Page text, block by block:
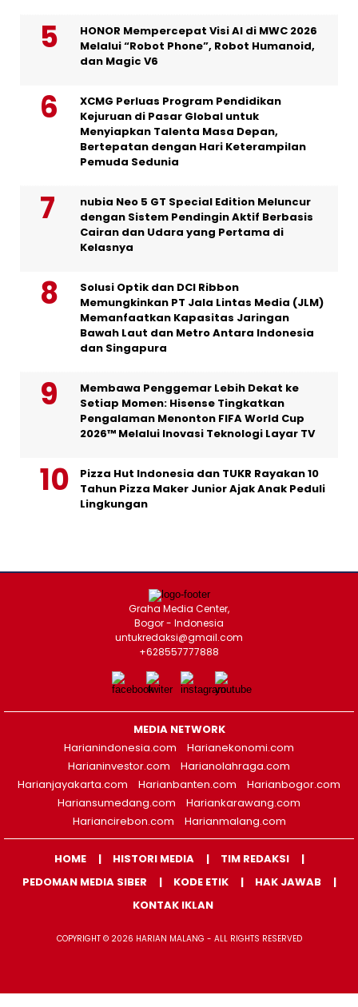
HONOR Mempercepat Visi AI di MWC 2026
Melalui “Robot Phone”, Robot Humanoid,
dan Magic V6
XCMG Perluas Program Pendidikan
Kejuruan di Pasar Global untuk
Menyiapkan Talenta Masa Depan,
Bertepatan dengan Hari Keterampilan
Pemuda Sedunia
nubia Neo 5 GT Special Edition Meluncur
dengan Sistem Pendingin Aktif Berbasis
Cairan dan Udara yang Pertama di
Kelasnya
Solusi Optik dan DCI Ribbon
Memungkinkan PT Jala Lintas Media (JLM)
Memanfaatkan Kapasitas Jaringan
Bawah Laut dan Metro Antara Indonesia
dan Singapura
Membawa Penggemar Lebih Dekat ke
Setiap Momen: Hisense Tingkatkan
Pengalaman Menonton FIFA World Cup
2026™ Melalui Inovasi Teknologi Layar TV
Pizza Hut Indonesia dan TUKR Rayakan 10
Tahun Pizza Maker Junior Ajak Anak Peduli
Lingkungan
Graha Media Center,
Bogor - Indonesia
untukredaksi@gmail.com
+628557777888
MEDIA NETWORK
Harianindonesia.com
Harianekonomi.com
Harianinvestor.com
Harianolahraga.com
Harianjayakarta.com
Harianbanten.com
Harianbogor.com
Hariansumedang.com
Hariankarawang.com
Hariancirebon.com
Harianmalang.com
HOME HISTORI MEDIA
TIM REDAKSI
PEDOMAN MEDIA SIBER
KODE ETIK
HAK JAWAB
KONTAK IKLAN
COPYRIGHT © 2026 HARIAN MALANG - ALL RIGHTS RESERVED